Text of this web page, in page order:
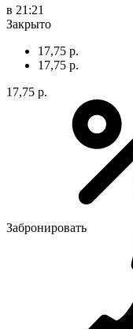
в 21:21
Закрыто
17,75 р.
17,75 р.
17,75 р.
Забронировать